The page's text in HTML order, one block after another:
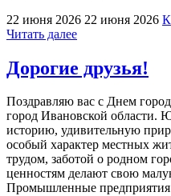
22 июня 2026 22 июня 2026
Читать далее"Состоялся
культуры
Дорогие друзья!
Поздравляю вас с Днем
город Ивановской области.
историю, удивительную
особый характер местных
трудом, заботой о родном
ценностям делают свою
Промышленные